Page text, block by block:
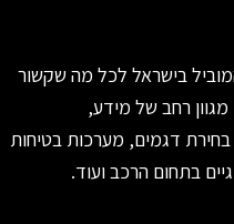
בישראל לכל מה שקשור
רחב של מידע,
דגמים, מערכות בטיחות
בתחום הרכב ועוד.